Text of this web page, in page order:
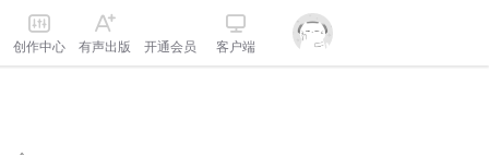
创作中心 有声出版 开通会员 客户端